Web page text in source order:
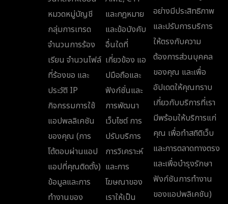
หมวดหมู่บัญชี
กลุ่มการเทรด
จำนวนการร้อง
เรียน จำนวนไฟล์
ที่ร้องขอ และ
ประวัติ IP
กิจกรรมการใช้
แอปพลลิเคชัน
ของคุณ (การ
โต้ตอบผ่านแอป
แอปที่คุณติดตั้ง)
ข้อมูลและการ
ทำงานของ
และกฎหมาย
และข้อบังคับ
อื่นใดที่
เกี่ยวข้อง แอ
ปมือถือและ
ฟังก์ชั่นและ
การพัฒนา
เว็บไซต์ การ
ปรับบริการ
การวิเคราะห์
และการ
โฆษณาของ
เราให้เป็น
อย่างมีประสิทธิภาพ
และปรับการบริการ
ให้ตรงกับความ
ต้องการส่วนบุคคล
ของคุณ และเพื่อ
อัปเดตให้คุณทราบ
เกี่ยวกับบริการที่เรา
มีพร้อมให้บริการแก่
คุณ เพื่อทำสถิติเว็บ
และการตลาดทางตรง
และเพื่อบำรุงรักษา
ฟังก์ชันการทำงาน
ของแอปพลิเคชัน)